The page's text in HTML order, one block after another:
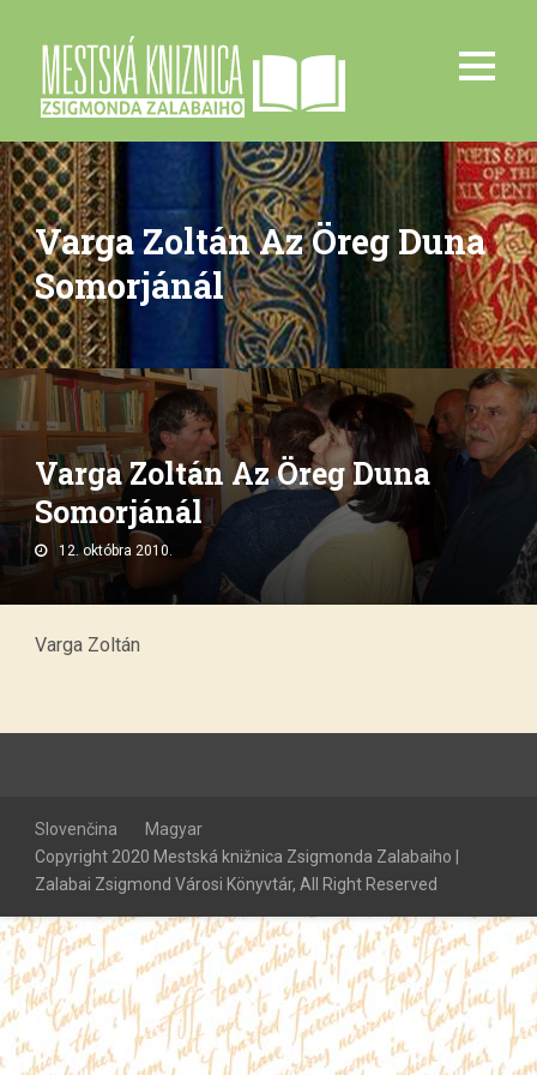
Varga Zoltán Az Öreg Duna
Somorjánál
Varga Zoltán Az Öreg Duna
Somorjánál
12. októbra 2010.
Varga Zoltán
Slovenčina
Magyar
Copyright 2020 Mestská knižnica Zsigmonda Zalabaiho |
Zalabai Zsigmond Városi Könyvtár, All Right Reserved